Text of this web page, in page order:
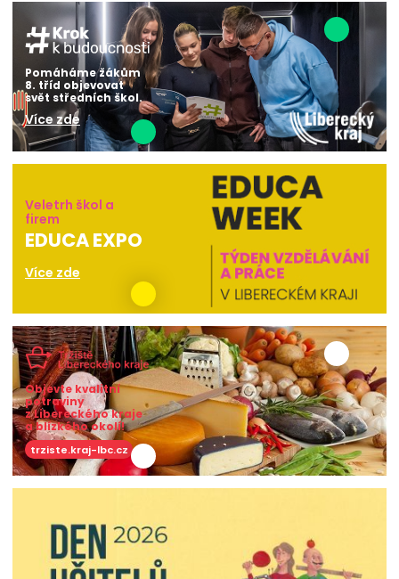
Pomáháme žákům
8. tříd objevovat
svět středních škol.
Více zde
Veletrh škol a
firem
EDUCA EXPO
Více zde
Objevte kvalitní
potraviny
z Libereckého kraje
a blízkého okolí!
trziste.kraj-lbc.cz